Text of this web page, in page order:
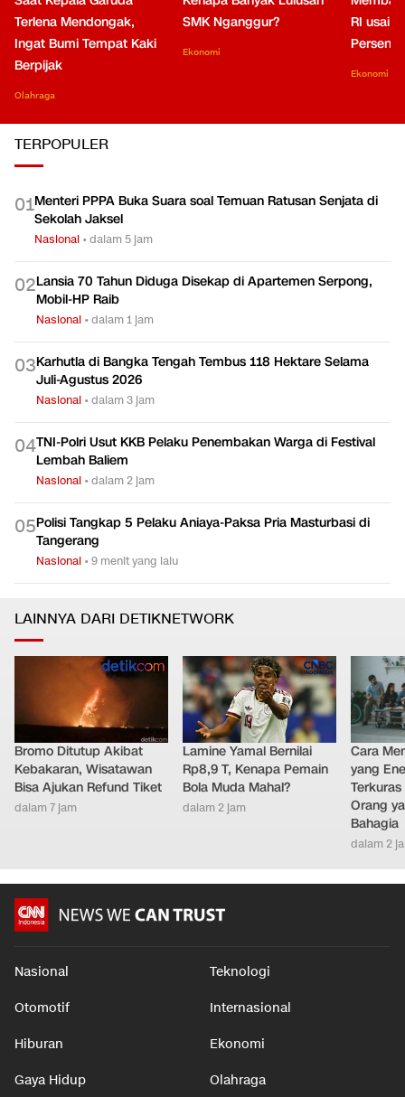
Terlena Mendongak,
Ingat Bumi Tempat Kaki
Berpijak
Olahraga
SMK Nganggur?
Ekonomi
RI usai
Persen
Ekonomi
TERPOPULER
01Menteri PPPA Buka Suara soal Temuan Ratusan Senjata di
Sekolah Jaksel
Nasional •dalam 5 jam
02Lansia 70 Tahun Diduga Disekap di Apartemen Serpong,
Mobil-HP Raib
Nasional •dalam 1 jam
03Karhutla di Bangka Tengah Tembus 118 Hektare Selama
Juli-Agustus 2026
Nasional •dalam 3 jam
04TNI-Polri Usut KKB Pelaku Penembakan Warga di Festival
Lembah Baliem
Nasional •dalam 2 jam
05Polisi Tangkap 5 Pelaku Aniaya-Paksa Pria Masturbasi di
Tangerang
Nasional •9 menit yang lalu
LAINNYA DARI DETIKNETWORK
Bromo Ditutup Akibat
Kebakaran, Wisatawan
Bisa Ajukan Refund Tiket
dalam 7 jam
Lamine Yamal Bernilai
Rp8,9 T, Kenapa Pemain
Bola Muda Mahal?
dalam 2 jam
Cara
yang
Orang
Bahagia
dalam 2
Nasional Teknologi
Otomotif Internasional
Hiburan Ekonomi
Gaya Hidup Olahraga